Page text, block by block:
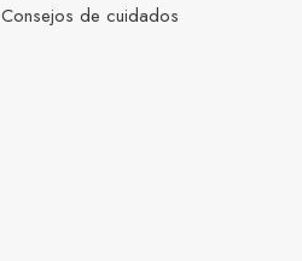
Consejos de cuidados